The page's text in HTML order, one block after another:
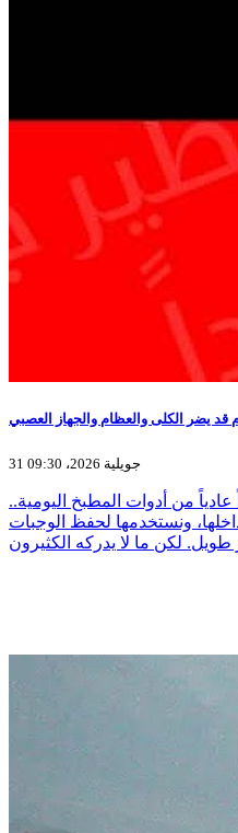
31 جويلية 2026، 09:30
عادياً من أدوات المطبخ اليومية..
ونستخدمها لحفظ الوجبات